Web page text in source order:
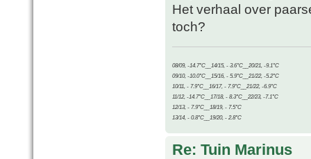
Het verhaal over
toch?
08/09, -14.7°C__14/15, - 3.6°C__20/21, -9.1°C
09/10, -10.0°C__15/16, - 5.9°C__21/22, -5.2°C
10/11, - 7.9°C__16/17, - 7.9°C__21/22, -6.9°C
11/12, -14.7°C__17/18, - 8.3°C__22/23, -7.1°C
12/13, - 7.9°C__18/19, - 7.5°C
13/14, - 0.8°C__19/20, - 2.8°C
Re: Tuin Marinus